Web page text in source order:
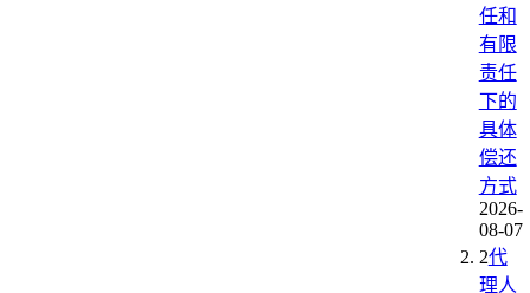
任和
有限
责任
下的
具体
偿还
方式
2026-
08-07
2代
理人